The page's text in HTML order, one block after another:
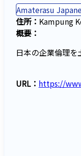
Amaterasu
住所： Kampung
概要：
日本の企業倫理
URL： https://